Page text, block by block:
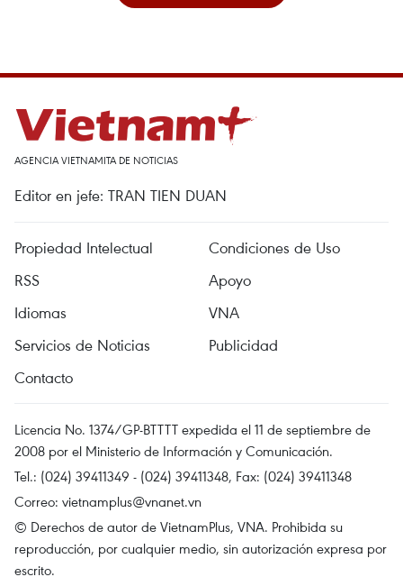
AGENCIA VIETNAMITA DE NOTICIAS
Editor en jefe: TRAN TIEN DUAN
Propiedad Intelectual
Condiciones de Uso
RSS
Apoyo
Idiomas
VNA
Servicios de Noticias
Publicidad
Contacto
Licencia No. 1374/GP-BTTTT expedida el 11 de septiembre de
2008 por el Ministerio de Información y Comunicación.
Tel.: (024) 39411349 - (024) 39411348, Fax: (024) 39411348
Correo: vietnamplus@vnanet.vn
© Derechos de autor de VietnamPlus, VNA. Prohibida su
reproducción, por cualquier medio, sin autorización expresa por
escrito.